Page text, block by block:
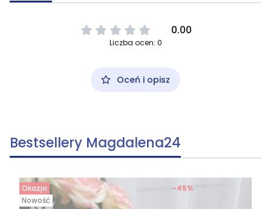
0.00
Liczba ocen: 0
Oceń i opisz
Bestsellery Magdalena24
Okazja
Nowość
-45%